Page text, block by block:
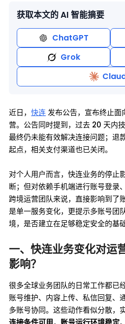
获取本文的 AI 智能摘要
ChatGPT
Grok
近日， 快连 发布公告，宣布终止面
营。公告同时提到，过去 20 天内
最终仍未能有效解决连接问题；退
起点，相关支付渠道也已关闭。
对个人用户而言，快连业务的停止
断；但对依赖手机端进行账号登录
跨境运营团队来说，直接影响到了
是单一服务变化，更提示多账号团
境，是否建立在足够稳定安全的基
一、快连业务变化对运
影响？
很多全球业务团队的日常工作都已
账号维护、内容上传、私信回复、
多账号协同。这些动作看似分散，